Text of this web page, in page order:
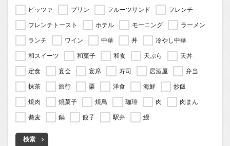
ピッツァ
プリン フルーツサンド
フレンチ
フレンチトースト
ホテル モーニング
ラーメン
ランチ
ワイン 中華 丼
冷やし中華
和スイーツ
和菓子 和食 天ぷら
天丼
定食
宴会 宴席 寿司 居酒屋
弁当
抹茶
旅行 栗 洋食 海鮮
炒飯
焼肉
焼菓子 焼鳥 珈琲 肉
肉まん
蕎麦
鍋 餃子 駅弁 鰻
検索